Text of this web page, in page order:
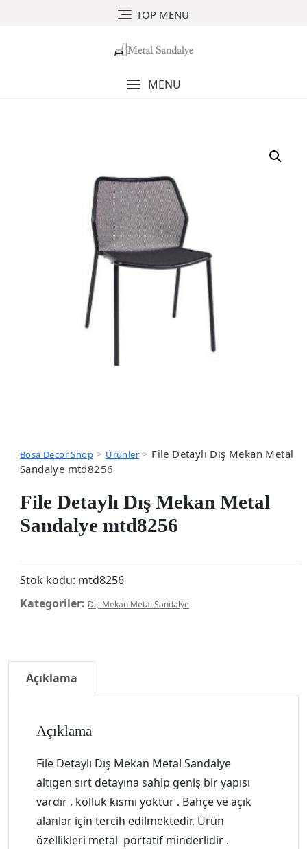
TOP MENU
MENU
Bosa Decor Shop> Ürünler> File Detaylı Dış Mekan Metal
Sandalye mtd8256
File Detaylı Dış Mekan Metal
Sandalye mtd8256
Stok kodu: mtd8256
Kategoriler: Dış Mekan Metal Sandalye
Açıklama
Açıklama
File Detaylı Dış Mekan Metal Sandalye
altıgen sırt detayına sahip geniş bir yapısı
vardır , kolluk kısmı yoktur . Bahçe ve açık
alanlar için tercih edilmektedir. Ürün
özellikleri metal portatif minderlidir .